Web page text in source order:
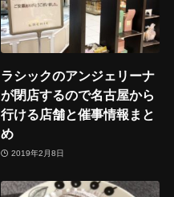
ラシックのアンジェリーナ
が閉店するので名古屋から
行ける店舗と催事情報まと
め
2019年2月8日